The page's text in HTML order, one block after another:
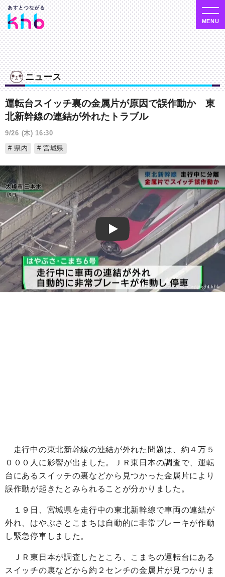
ニュース
運転台スイッチ裏の金属片が原因で誤作動か 東
北新幹線の連結が外れたトラブル
9/26 (木) 16:30
県内
宮城県
Play
走行中の東北新幹線の連結が外れた問題は、約４万５
０００人に影響が出ました。ＪＲ東日本の調査で、運転
台にあるスイッチの裏などから見つかった金属片により
誤作動が起きたとみられることが分かりました。
１９日、宮城県を走行中の東北新幹線で車両の連結が
外れ、はやぶさとこまちは自動的に非常ブレーキが作動
し緊急停車しました。
ＪＲ東日本が調査したところ、こまちの運転台にある
スイッチの裏などから約２センチの金属片が見つかりま